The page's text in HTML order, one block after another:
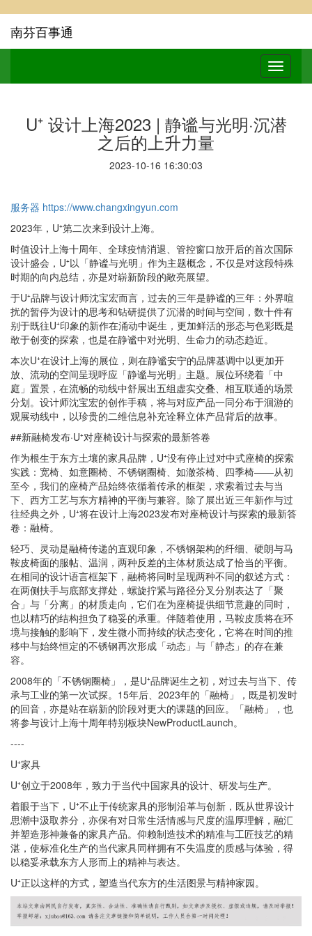
南芬百事通
U⁺ 设计上海2023 | 静谧与光明·沉潜
之后的上升力量
2023-10-16 16:30:03
服务器 https://www.changxingyun.com
2023年，U⁺第二次来到设计上海。
时值设计上海十周年、全球疫情消退、管控窗口放开后的首次国际
设计盛会，U⁺以「静谧与光明」作为主题概念，不仅是对这段特殊
时期的向内总结，亦是对崭新阶段的敞亮展望。
于U⁺品牌与设计师沈宝宏而言，过去的三年是静谧的三年：外界喧
扰的暂停为设计的思考和钻研提供了沉潜的时间与空间，数十件有
别于既往U⁺印象的新作在涌动中诞生，更加鲜活的形态与色彩既是
敢于创变的探索，也是在静谧中对光明、生命力的动态趋近。
本次U⁺在设计上海的展位，则在静谧安宁的品牌基调中以更加开
放、流动的空间呈现呼应「静谧与光明」主题。展位环绕着「中
庭」置景，在流畅的动线中舒展出五组虚实交叠、相互联通的场景
分划。设计师沈宝宏的创作手稿，将与对应产品一同分布于洄游的
观展动线中，以珍贵的二维信息补充诠释立体产品背后的故事。
##新融椅发布·U⁺对座椅设计与探索的最新答卷
作为根生于东方土壤的家具品牌，U⁺没有停止过对中式座椅的探索
实践：宽椅、如意圈椅、不锈钢圈椅、如澈茶椅、四季椅——从初
至今，我们的座椅产品始终依循着传承的框架，求索着过去与当
下、西方工艺与东方精神的平衡与兼容。除了展出近三年新作与过
往经典之外，U⁺将在设计上海2023发布对座椅设计与探索的最新答
卷：融椅。
轻巧、灵动是融椅传递的直观印象，不锈钢架构的纤细、硬朗与马
鞍皮椅面的服帖、温润，两种反差的主体材质达成了恰当的平衡。
在相同的设计语言框架下，融椅将同时呈现两种不同的叙述方式：
在两侧扶手与底部支撑处，螺旋拧紧与路径分叉分别表达了「聚
合」与「分离」的材质走向，它们在为座椅提供细节意趣的同时，
也以精巧的结构担负了稳妥的承重。伴随着使用，马鞍皮质将在环
境与接触的影响下，发生微小而持续的状态变化，它将在时间的推
移中与始终恒定的不锈钢再次形成「动态」与「静态」的存在兼
容。
2008年的「不锈钢圈椅」，是U⁺品牌诞生之初，对过去与当下、传
承与工业的第一次试探。15年后、2023年的「融椅」，既是初发时
的回音，亦是站在崭新的阶段对更大的课题的回应。「融椅」，也
将参与设计上海十周年特别板块NewProductLaunch。
----
U⁺家具
U⁺创立于2008年，致力于当代中国家具的设计、研发与生产。
着眼于当下，U⁺不止于传统家具的形制沿革与创新，既从世界设计
思潮中汲取养分，亦保有对日常生活情感与尺度的温厚理解，融汇
并塑造形神兼备的家具产品。仰赖制造技术的精准与工匠技艺的精
湛，使标准化生产的当代家具同样拥有不失温度的质感与体验，得
以稳妥承载东方人形而上的精神与表达。
U⁺正以这样的方式，塑造当代东方的生活图景与精神家园。